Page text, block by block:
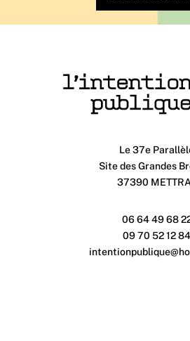
Le 37e
Site des Grandes
37390
06 64 49 68
09 70 52 12 84